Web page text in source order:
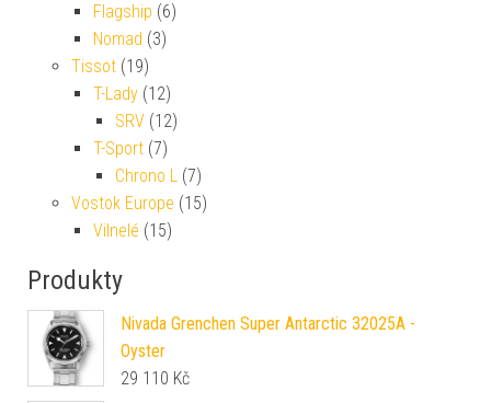
Flagship (6)
Nomad (3)
Tissot (19)
T-Lady (12)
SRV (12)
T-Sport (7)
Chrono L (7)
Vostok Europe (15)
Vilnelé (15)
Produkty
Nivada Grenchen Super Antarctic 32025A -
Oyster
29 110 Kč